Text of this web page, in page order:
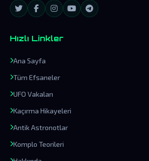
Hızlı Linkler
Ana Sayfa
Tüm Efsaneler
UFO Vakaları
Kaçırma Hikayeleri
Antik Astronotlar
Komplo Teorileri